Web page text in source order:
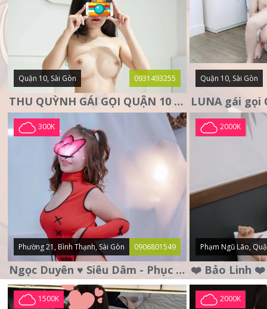
Quận 10, Sài Gòn 0931493255
THU QUỲNH GÁI GỌI QUẬN 10 – MẶT XINH DA TRẮNG – SANG
Quận 10, Sài Gòn
300K
Phường 21, Bình Thạnh, Sài Gòn 0906801549
Ngọc Duyên ♥️ Siêu Dâm - Phục Vụ Tận Tình - Chu Đáo
2000K
Phạm Ngũ Lão,
1500K 2000K